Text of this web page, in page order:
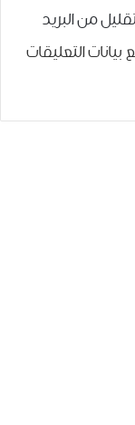
من البريد
التعليقات